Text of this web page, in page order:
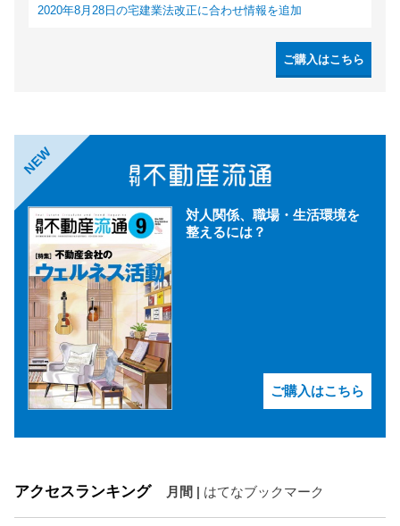
2020年8月28日の宅建業法改正に合わせ情報を追加
ご購入はこちら
NEW
対人関係、職場・生活環境を
整えるには？
ご購入はこちら
アクセスランキング 月間 はてなブックマーク